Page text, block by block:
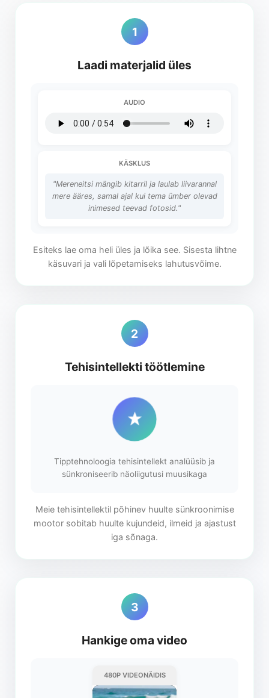
1
Laadi materjalid üles
AUDIO
KÄSKLUS
"Mereneitsi mängib kitarril ja laulab liivarannal
mere ääres, samal ajal kui tema ümber olevad
inimesed teevad fotosid."
Esiteks lae oma heli üles ja lõika see. Sisesta lihtne
käsuvari ja vali lõpetamiseks lahutusvõime.
2
Tehisintellekti töötlemine
Tipptehnoloogia tehisintellekt analüüsib ja
sünkroniseerib näoliigutusi muusikaga
Meie tehisintellektil põhinev huulte sünkroonimise
mootor sobitab huulte kujundeid, ilmeid ja ajastust
iga sõnaga.
3
Hankige oma video
480P VIDEONÄIDIS